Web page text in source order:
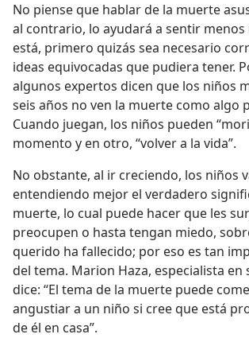
No piense que hablar de la muerte
al contrario, lo ayudará a sentir menos
está, primero quizás sea necesario
ideas equivocadas que pudiera tener.
algunos expertos dicen que los niños
seis años no ven la muerte como algo
Cuando juegan, los niños pueden
momento y en otro, “volver a la vida”.
No obstante, al ir creciendo, los niños
entendiendo mejor el verdadero
muerte, lo cual puede hacer que les
preocupen o hasta tengan miedo,
querido ha fallecido; por eso es tan
del tema. Marion Haza, especialista en
dice: “El tema de la muerte puede
angustiar a un niño si cree que está
de él en casa”.